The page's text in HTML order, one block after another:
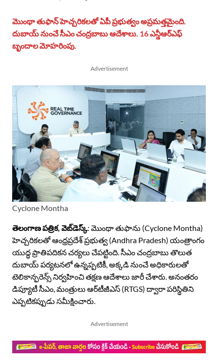
మొంథా తుఫాన్ హెచ్చరికలతో ఏపీ ప్రభుత్వం అప్రమత్తమైంది.
దుబాయ్ నుంచే సీఎం చంద్రబాబు ఆదేశాలు. 16 ఎన్డీఆర్‌ఎఫ్
బృందాల మోహరింపు.
Advertisement
Cyclone Montha
తెలంగాణ పత్రిక, వెబ్​డెస్క్: మొంథా తుఫాను (Cyclone Montha)
హెచ్చరికలతో ఆంధ్రప్రదేశ్ ప్రభుత్వ (Andhra Pradesh) యంత్రాంగం
యుద్ధ ప్రాతిపదికన చర్యలు చేపట్టింది. సీఎం చంద్రబాబు తొలుత
దుబాయ్ పర్యటనలో ఉన్నప్పటికీ, అక్కడి నుంచే అధికారులతో
టెలికాన్ఫరెన్స్ నిర్వహించి తక్షణ ఆదేశాలు జారీ చేశారు. అనంతరం
డిప్యూటీ సీఎం, మంత్రులు ఆర్‌టీజీఎస్ (RTGS) ద్వారా పరిస్థితిని
ఎప్పటికప్పుడు సమీక్షించారు.
Advertisement